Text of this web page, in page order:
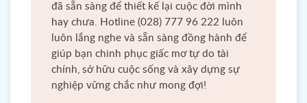
đã sẵn sàng để thiết kế lại cuộc đời mình
hay chưa. Hotline (028) 777 96 222 luôn
luôn lắng nghe và sẵn sàng đồng hành để
giúp bạn chinh phục giấc mơ tự do tài
chính, sở hữu cuộc sống và xây dựng sự
nghiệp vững chắc như mong đợi!